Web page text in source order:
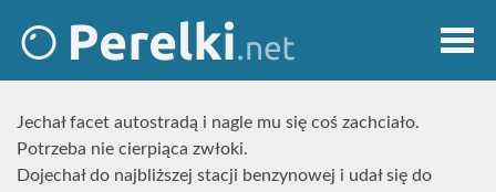
Jechał facet autostradą i nagle mu się coś zachciało.
Potrzeba nie cierpiąca zwłoki.
Dojechał do najbliższej stacji benzynowej i udał się do